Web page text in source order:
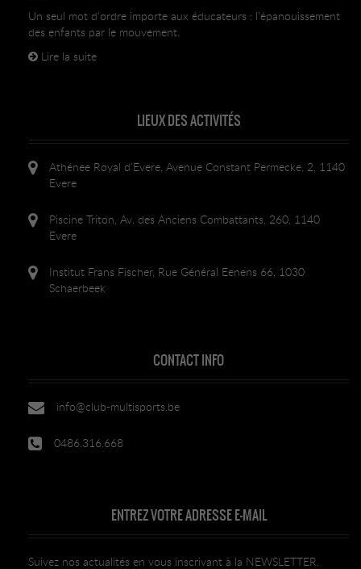
Un seul mot d’ordre importe aux éducateurs : l’épanouissement
des enfants par le mouvement.
Lire la suite
LIEUX DES ACTIVITÉS
Athénee Royal d’Evere, Avenue Constant Permecke, 2, 1140
Evere
Piscine Triton, Av. des Anciens Combattants, 260, 1140
Evere
Institut Frans Fischer, Rue Général Eenens 66, 1030
Schaerbeek
CONTACT INFO
info@club-multisports.be
0486.316.668
ENTREZ VOTRE ADRESSE E-MAIL
Suivez nos actualités en vous inscrivant à la NEWSLETTER.